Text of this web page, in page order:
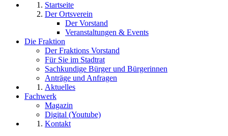
Startseite
Der Ortsverein
Der Vorstand
Veranstaltungen & Events
Die Fraktion
Der Fraktions Vorstand
Für Sie im Stadtrat
Sachkundige Bürger und Bürgerinnen
Anträge und Anfragen
Aktuelles
Fachwerk
Magazin
Digital (Youtube)
Kontakt